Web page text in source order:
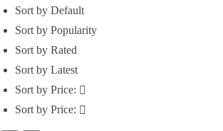
Sort by Default
Sort by Popularity
Sort by Rated
Sort by Latest
Sort by Price:
Sort by Price: